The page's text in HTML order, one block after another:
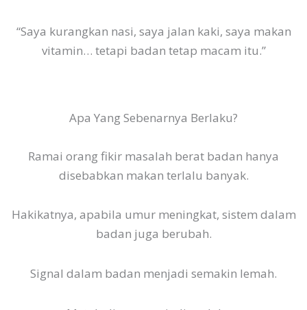
“Saya kurangkan nasi, saya jalan kaki, saya makan
vitamin… tetapi badan tetap macam itu.”
Apa Yang Sebenarnya Berlaku?
Ramai orang fikir masalah berat badan hanya
disebabkan makan terlalu banyak.
Hakikatnya, apabila umur meningkat, sistem dalam
badan juga berubah.
Signal dalam badan menjadi semakin lemah.